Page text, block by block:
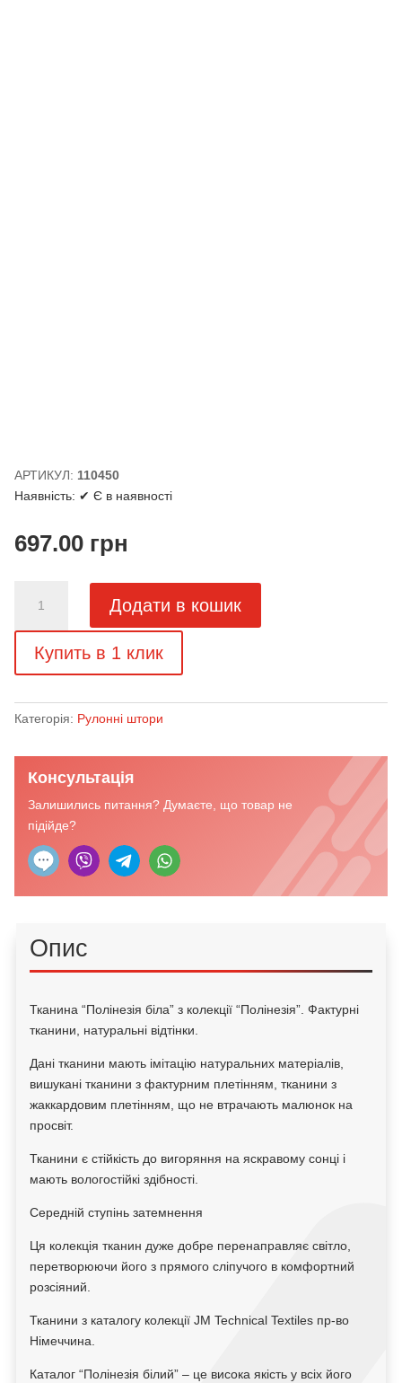
АРТИКУЛ: 110450
Наявність: ✔ Є в наявності
697.00грн
штори
Полінезія
білий
кількість
Додати в кошик
Купить в 1 клик
Категорія: Рулонні штори
Консультація
Залишились питання? Думаєте, що товар не
підійде?
Опис
Тканина “Полінезія біла” з колекції “Полінезія”. Фактурні
тканини, натуральні відтінки.
Дані тканини мають імітацію натуральних матеріалів,
вишукані тканини з фактурним плетінням, тканини з
жаккардовим плетінням, що не втрачають малюнок на
просвіт.
Тканини є стійкість до вигоряння на яскравому сонці і
мають вологостійкі здібності.
Середній ступінь затемнення
Ця колекція тканин дуже добре перенаправляє світло,
перетворюючи його з прямого сліпучого в комфортний
розсіяний.
Тканини з каталогу колекції JM Technical Textiles пр-во
Німеччина.
Каталог “Полінезія білий” – це висока якість у всіх його